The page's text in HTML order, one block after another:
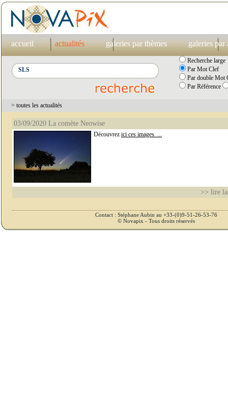
accueil actualités galeries par thèmes galeries par
Recherche large
Par Mot Clef
Par double Mot
Par Référence
> toutes les actualités
03/09/2020 La comète Neowise
Découvrez ici ces images. ...
>> lire
Contact : Stéphane Aubin au +33-(0)9-51-26-53-76
© Novapix - Tous droits réservés